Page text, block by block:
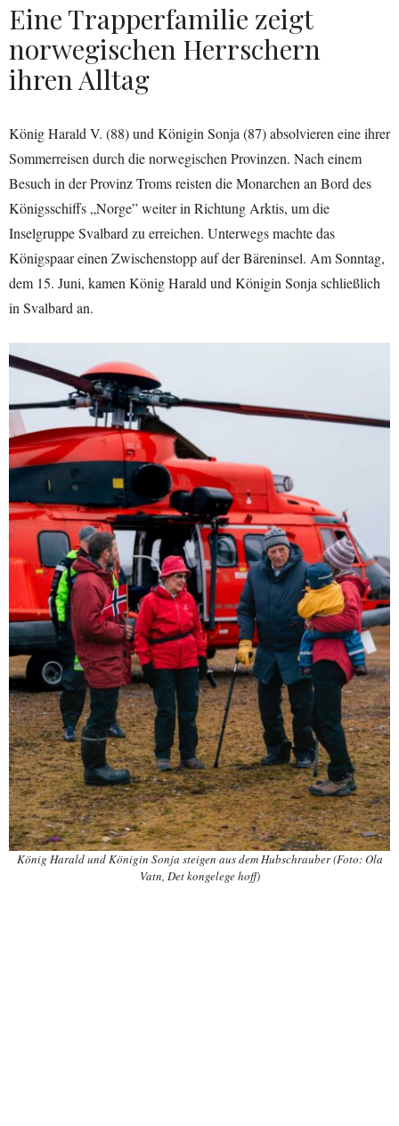
Eine Trapperfamilie zeigt
norwegischen Herrschern
ihren Alltag
König Harald V. (88) und Königin Sonja (87) absolvieren eine ihrer
Sommerreisen durch die norwegischen Provinzen. Nach einem
Besuch in der Provinz Troms reisten die Monarchen an Bord des
Königsschiffs „Norge” weiter in Richtung Arktis, um die
Inselgruppe Svalbard zu erreichen. Unterwegs machte das
Königspaar einen Zwischenstopp auf der Bäreninsel. Am Sonntag,
dem 15. Juni, kamen König Harald und Königin Sonja schließlich
in Svalbard an.
König Harald und Königin Sonja steigen aus dem Hubschrauber (Foto: Ola
Vatn, Det kongelege hoff)